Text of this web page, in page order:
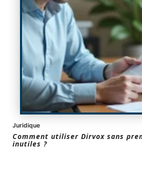
Juridique
Comment utiliser Dirvox sans
inutiles ?